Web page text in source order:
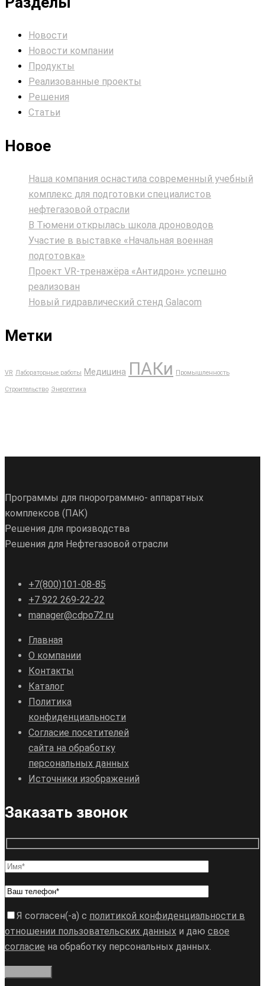
Новости
Новости компании
Продукты
Реализованные проекты
Решения
Статьи
Новое
Наша компания оснастила современный учебный
комплекс для подготовки специалистов
нефтегазовой отрасли
В Тюмени открылась школа дроноводов
Участие в выставке «Начальная военная
подготовка»
Проект VR‑тренажёра «Антидрон» успешно
реализован
Новый гидравлический стенд Galacom
Метки
VR Лабораторные работы Медицина ПАКи Промышленность
Строительство Энергетика
Программы для пнорограммно- аппаратных
комплексов (ПАК)
Решения для производства
Решения для Нефтегазовой отрасли
+7(800)101-08-85
+7 922 269-22-22
manager@cdpo72.ru
Главная
О компании
Контакты
Каталог
Политика
конфиденциальности
Согласие посетителей
сайта на обработку
персональных данных
Источники изображений
Заказать звонок
Я согласен(-а) с политикой конфиденциальности в
отношении пользовательских данных и даю свое
согласие на обработку персональных данных.